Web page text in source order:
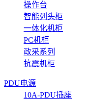
操作台
智能列头柜
一体化机柜
PC机柜
政采系列
抗震机柜
PDU电源
10A-PDU插座